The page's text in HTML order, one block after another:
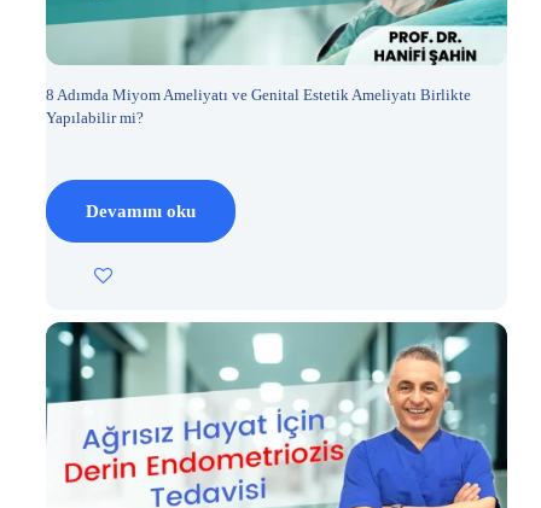
8 Adımda Miyom Ameliyatı ve Genital Estetik Ameliyatı Birlikte
Yapılabilir mi?
Devamını oku